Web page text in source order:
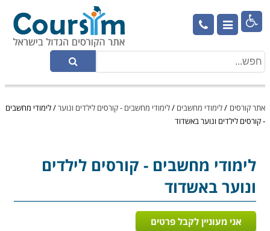

אתר קורסים /לימודי מחשבים /לימודי מחשבים - קורסים לילדים ונוער/לימודי מחשבים
- קורסים לילדים ונוער באשדוד
לימודי מחשבים - קורסים לילדים
ונוער באשדוד
אני מעוניין לקבל פרטים